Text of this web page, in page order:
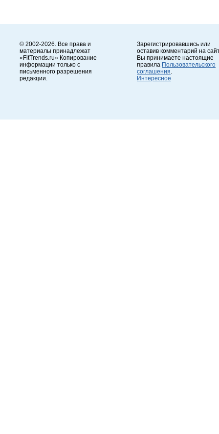
© 2002-2026. Все права и
материалы принадлежат
«FitTrends.ru» Копирование
информации только с
письменного разрешения
редакции.
Зарегистрировавшись или
оставив комментарий на
Вы принимаете настоящие
правила Пользовательского
соглашения
Интересное